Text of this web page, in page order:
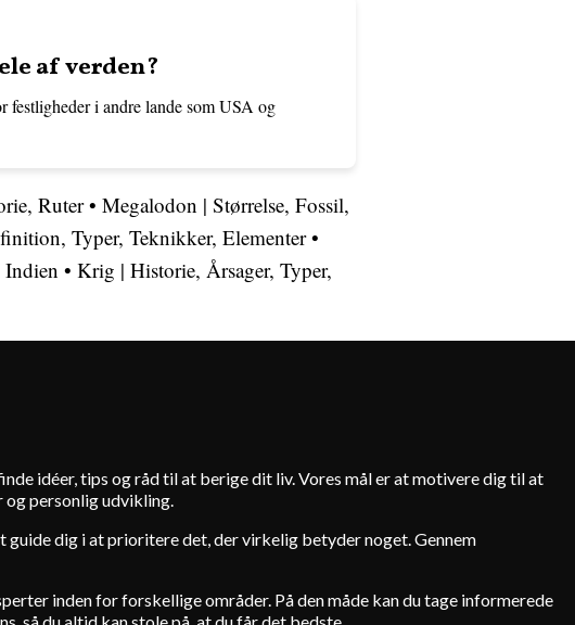
af verden?
i andre lande som USA og
Ruter• Megalodon | Størrelse, Fossil,
Typer, Teknikker, Elementer•
• Krig | Historie, Årsager, Typer,
idéer, tips og råd til at berige dit liv. Vores mål er at motivere dig til at
personlig udvikling.
dig i at prioritere det, der virkelig betyder noget. Gennem
inden for forskellige områder. På den måde kan du tage informerede
så du altid kan stole på, at du får det bedste.